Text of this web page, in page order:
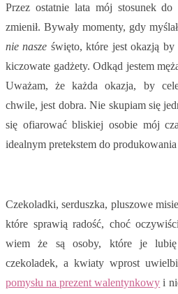
Przez ostatnie lata mój stosunek do
zmienił. Bywały momenty, gdy
nie nasze święto, które jest okazją
kiczowate gadżety. Odkąd jestem
Uważam, że każda okazja, by
chwile, jest dobra. Nie skupiam się
się ofiarować bliskiej osobie mój
idealnym pretekstem do
Czekoladki, serduszka, pluszowe
które sprawią radość, choć
wiem że są osoby, które je
czekoladek, a kwiaty wprost
pomysłu na prezent walentynkowy i